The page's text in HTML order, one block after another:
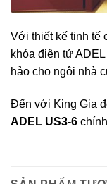
Với thiết kế tinh tế
khóa điện tử
hảo cho ngôi nhà
Đến với King Gia
ADEL US3-6